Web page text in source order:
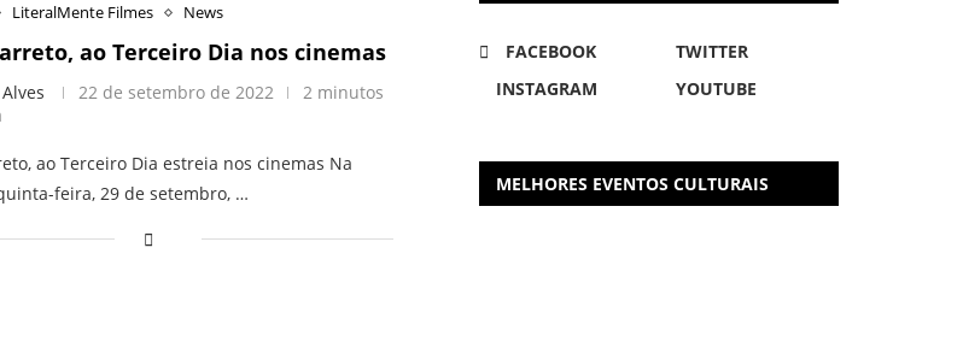
LiteralMente Filmes News
ao Terceiro Dia nos cinemas
22 de setembro de 2022
2 minutos
ao Terceiro Dia estreia nos cinemas Na
feira, 29 de setembro, …
FACEBOOK
TWITTER
INSTAGRAM
YOUTUBE
MELHORES EVENTOS CULTURAIS